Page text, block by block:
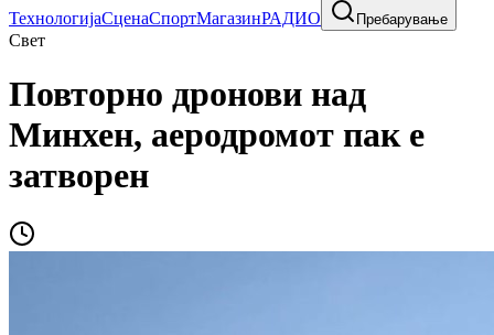
ТехнологијаСценаСпортМагазинРАДИО Пребарување
Свет
Повторно дронови над
Минхен, аеродромот пак е
затворен